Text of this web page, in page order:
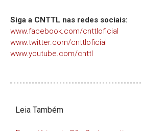
Siga a CNTTL nas redes sociais:
www.facebook.com/cnttloficial
www.twitter.com/cnttloficial
www.youtube.com/cnttl
Leia Também